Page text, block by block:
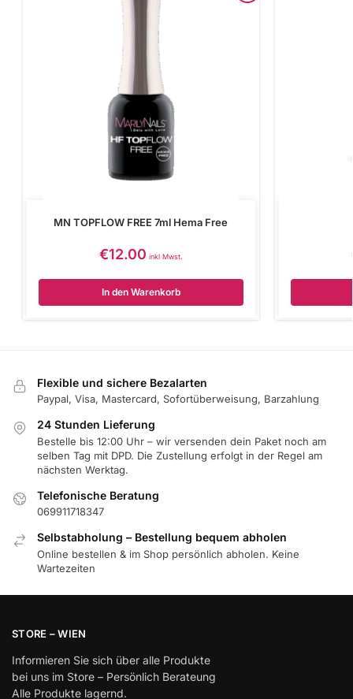
MN TOPFLOW FREE 7ml Hema Free
€12.00 inkl Mwst.
In den Warenkorb
Flexible und sichere Bezalarten
Paypal, Visa, Mastercard, Sofortüberweisung, Barzahlung
24 Stunden Lieferung
Bestelle bis 12:00 Uhr – wir versenden dein Paket noch am
selben Tag mit DPD. Die Zustellung erfolgt in der Regel am
nächsten Werktag.
Telefonische Beratung
069911718347
Selbstabholung – Bestellung bequem abholen
Online bestellen & im Shop persönlich abholen. Keine
Wartezeiten
STORE – WIEN
Informieren Sie sich über alle Produkte
bei uns im Store – Persönlich Berateung
Alle Produkte lagernd.